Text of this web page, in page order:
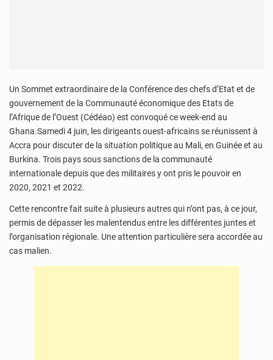
Un Sommet extraordinaire de la Conférence des chefs d’Etat et de
gouvernement de la Communauté économique des Etats de
l’Afrique de l’Ouest (Cédéao) est convoqué ce week-end au
Ghana.Samedi 4 juin, les dirigeants ouest-africains se réunissent à
Accra pour discuter de la situation politique au Mali, en Guinée et au
Burkina. Trois pays sous sanctions de la communauté
internationale depuis que des militaires y ont pris le pouvoir en
2020, 2021 et 2022.
Cette rencontre fait suite à plusieurs autres qui n’ont pas, à ce jour,
permis de dépasser les malentendus entre les différentes juntes et
l’organisation régionale. Une attention particulière sera accordée au
cas malien.